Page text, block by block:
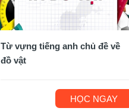
Từ vựng tiếng anh chủ đề về
đồ vật
HỌC NGAY